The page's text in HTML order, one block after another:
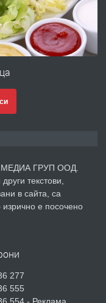
преди 2 дни
в гр. Хасково кв.
преди 2 дни
обзаведен
Събаряне на
МЕДИА ГРУП ООД.
текстови,
в сайта, са
изрично е посочено
277
555